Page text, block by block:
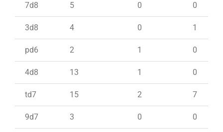
7d8 5 0 0
3d8 4 0 1
pd6 2 1 0
4d8 13 1 0
td7 15 2 7
9d7 3 0 0